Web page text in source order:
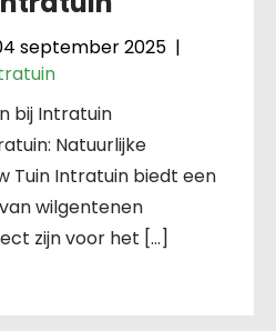
september 2025 |
bij Intratuin
Natuurlijke
Tuin Intratuin biedt een
wilgentenen
zijn voor het […]